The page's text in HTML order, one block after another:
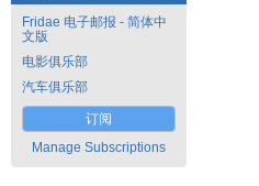
Fridae 电子邮报 - 简体中
文版
电影俱乐部
汽车俱乐部
订阅
Manage Subscriptions